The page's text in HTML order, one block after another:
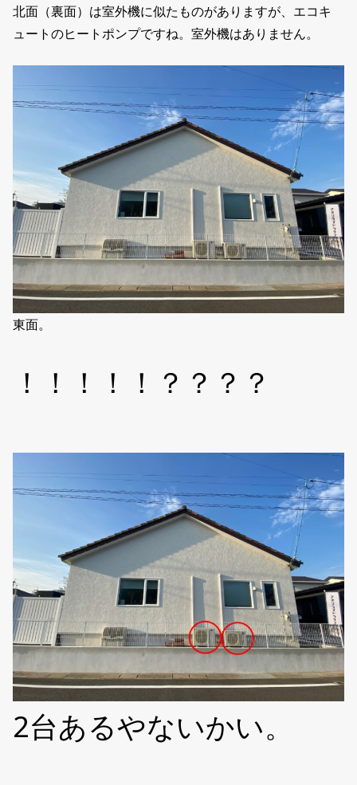
北面（裏面）は室外機に似たものがありますが、エコキ
ュートのヒートポンプですね。室外機はありません。
東面。
！！！！！？？？？
2台あるやないかい。